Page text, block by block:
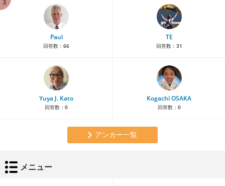
3
Paul
回答数： 66
TE
回答数： 31
Yuya J. Kato
回答数： 0
Kogachi OSAKA
回答数： 0
アンカー一覧
メニュー